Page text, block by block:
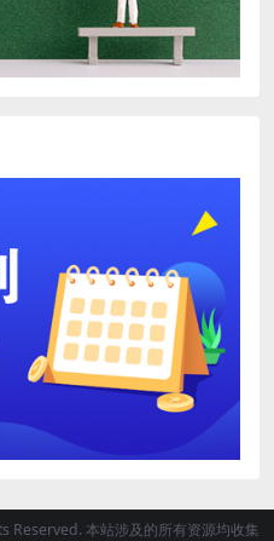
本站涉及的所有资源均收集